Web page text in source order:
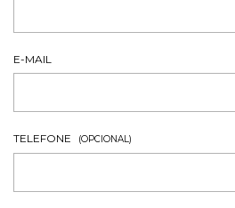
E-MAIL
TELEFONE (OPCIONAL)